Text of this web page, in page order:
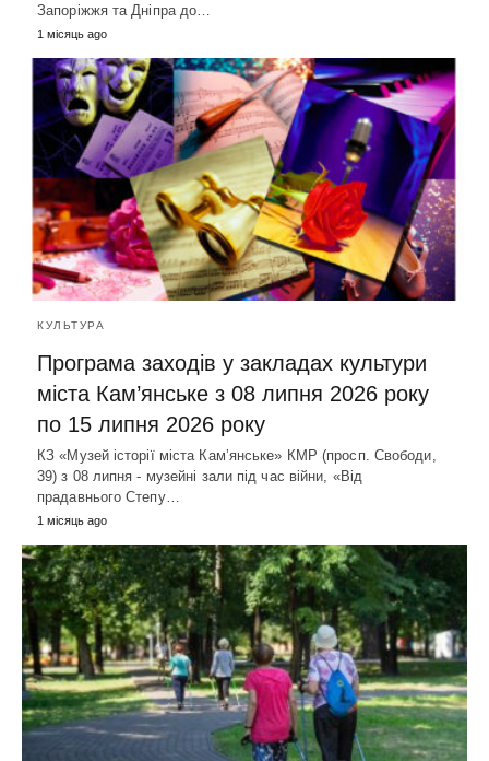
Запоріжжя та Дніпра до…
1 місяць ago
КУЛЬТУРА
Програма заходів у закладах культури
міста Кам’янське з 08 липня 2026 року
по 15 липня 2026 року
КЗ «Музей історії міста Кам’янське» КМР (просп. Свободи,
39) з 08 липня - музейні зали під час війни, «Від
прадавнього Степу…
1 місяць ago